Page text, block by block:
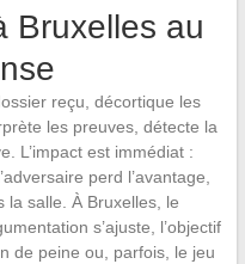
Bruxelles au
reçu, décortique les
les preuves, détecte la
L’impact est immédiat :
perd l’avantage,
la salle. À Bruxelles, le
s’ajuste, l’objectif
de peine ou, parfois, le jeu